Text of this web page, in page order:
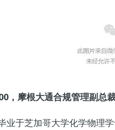
，摩根大通合规管理副总
业于芝加哥大学化学物理